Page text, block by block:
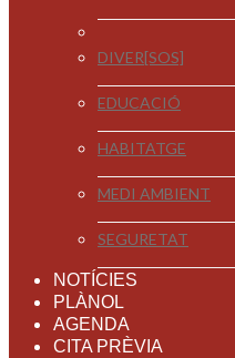
DIVER[SOS]
EDUCACIÓ
HABITATGE
MEDI AMBIENT
SEGURETAT
NOTÍCIES
PLÀNOL
AGENDA
CITA PRÈVIA